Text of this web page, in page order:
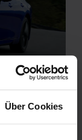
Über Cookies